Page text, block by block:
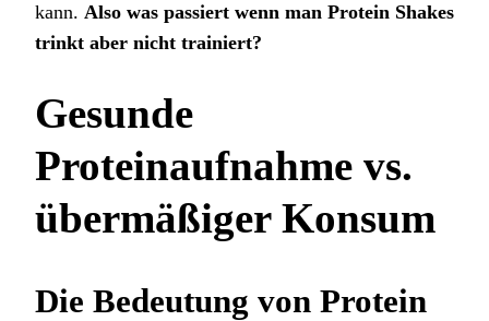
kann. Also was passiert wenn man Protein Shakes
trinkt aber nicht trainiert?
Gesunde
Proteinaufnahme vs.
übermäßiger Konsum
Die Bedeutung von Protein